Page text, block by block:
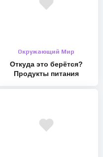
Окружающий Мир
Откуда это берётся?
Продукты питания